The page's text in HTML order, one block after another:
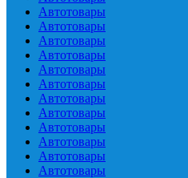
Автотовары
Автотовары
Автотовары
Автотовары
Автотовары
Автотовары
Автотовары
Автотовары
Автотовары
Автотовары
Автотовары
Автотовары